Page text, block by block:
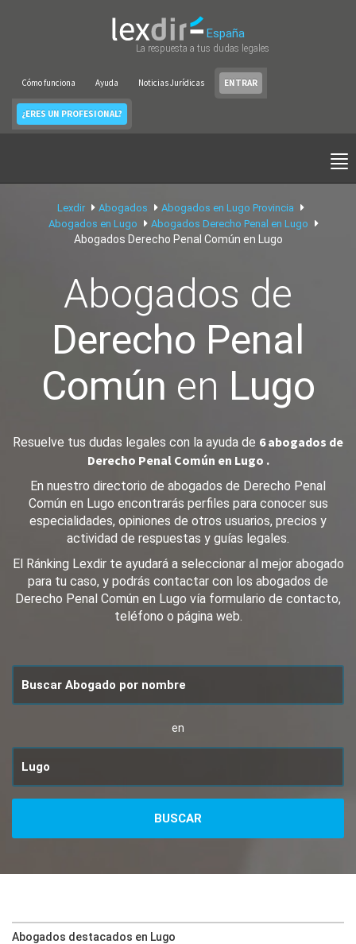
España
La respuesta a tus dudas legales
Cómo funciona Ayuda Noticias Jurídicas ENTRAR
¿ERES UN PROFESIONAL?
Lexdir Abogados
Abogados en Lugo Provincia
Abogados en Lugo
Abogados Derecho Penal en Lugo
Abogados Derecho Penal Común en Lugo
Abogados de
Derecho Penal
Común en Lugo
Resuelve tus dudas legales con la ayuda de 6 abogados de
Derecho Penal Común en Lugo .
En nuestro directorio de abogados de Derecho Penal
Común en Lugo encontrarás perfiles para conocer sus
especialidades, opiniones de otros usuarios, precios y
actividad de respuestas y guías legales.
El Ránking Lexdir te ayudará a seleccionar al mejor abogado
para tu caso, y podrás contactar con los abogados de
Derecho Penal Común en Lugo vía formulario de contacto,
teléfono o página web.
en
Abogados destacados en Lugo